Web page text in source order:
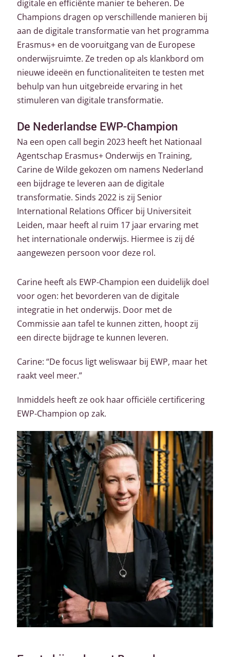
digitale en efficiënte manier te beheren. De
Champions dragen op verschillende manieren bij
aan de digitale transformatie van het programma
Erasmus+ en de vooruitgang van de Europese
onderwijsruimte. Ze treden op als klankbord om
nieuwe ideeën en functionaliteiten te testen met
behulp van hun uitgebreide ervaring in het
stimuleren van digitale transformatie.
De Nederlandse EWP-Champion
Na een open call begin 2023 heeft het Nationaal
Agentschap Erasmus+ Onderwijs en Training,
Carine de Wilde gekozen om namens Nederland
een bijdrage te leveren aan de digitale
transformatie. Sinds 2022 is zij Senior
International Relations Officer bij Universiteit
Leiden, maar heeft al ruim 17 jaar ervaring met
het internationale onderwijs. Hiermee is zij dé
aangewezen persoon voor deze rol.
Carine heeft als EWP-Champion een duidelijk doel
voor ogen: het bevorderen van de digitale
integratie in het onderwijs. Door met de
Commissie aan tafel te kunnen zitten, hoopt zij
een directe bijdrage te kunnen leveren.
Carine: “De focus ligt weliswaar bij EWP, maar het
raakt veel meer.”
Inmiddels heeft ze ook haar officiële certificering
EWP-Champion op zak.